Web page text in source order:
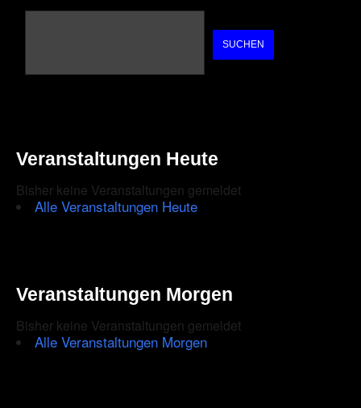
SUCHEN
Veranstaltungen Heute
Bisher keine Veranstaltungen gemeldet
Alle Veranstaltungen Heute
Veranstaltungen Morgen
Bisher keine Veranstaltungen gemeldet
Alle Veranstaltungen Morgen